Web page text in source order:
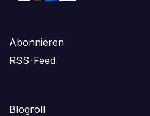
Abonnieren
RSS-Feed
Blogroll